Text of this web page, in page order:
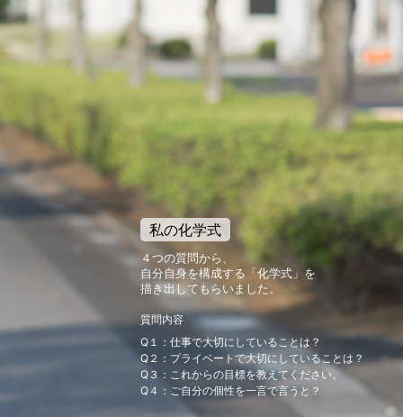
私の化学式
４つの質問から、
自分自身を構成する「化学式」を
描き出してもらいました。
質問内容
Q１：仕事で大切にしていることは？
Q２：プライベートで大切にしていることは？
Q３：これからの目標を教えてください。
Q４：ご自分の個性を一言で言うと？